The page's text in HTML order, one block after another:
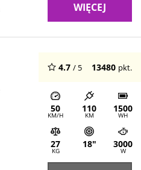
WIĘCEJ
4.7 / 5 13480 pkt.
50
KM/H
110
KM
1500
WH
27
KG
18" 3000
W